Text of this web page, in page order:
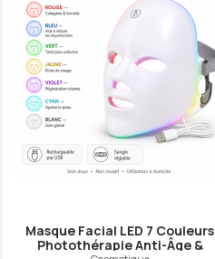
Masque Facial LED 7 Couleurs
Photothérapie Anti-Âge &